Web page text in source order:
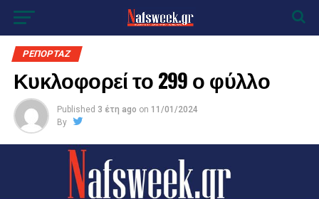
ΡΕΠΟΡΤΑΖ
Κυκλοφορεί το 299 ο φύλλο
Published 3 έτη ago on 11/01/2024
By